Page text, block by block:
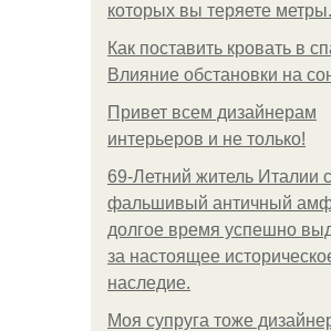
которых вы теряете метры.
Как поставить кровать в
Влияние обстановки на
Привет всем дизайнерам
интерьеров и не только!
69-Летний житель Италии
фальшивый античный
долгое время успешно
за настоящее
наследие.
Моя супруга тоже